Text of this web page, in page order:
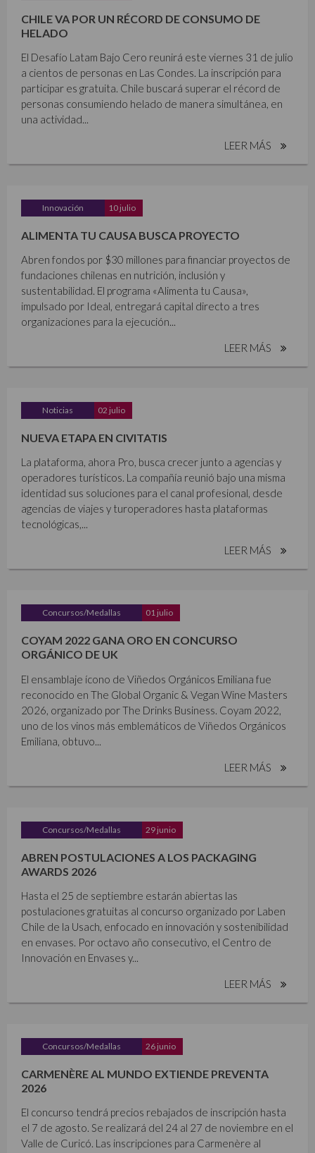
CHILE VA POR UN RÉCORD DE CONSUMO DE
HELADO
El Desafío Latam Bajo Cero reunirá este viernes 31 de julio
a cientos de personas en Las Condes. La inscripción para
participar es gratuita. Chile buscará superar el récord de
personas consumiendo helado de manera simultánea, en
una actividad...
LEER MÁS
Innovación 10 julio
ALIMENTA TU CAUSA BUSCA PROYECTO
Abren fondos por $30 millones para financiar proyectos de
fundaciones chilenas en nutrición, inclusión y
sustentabilidad. El programa «Alimenta tu Causa»,
impulsado por Ideal, entregará capital directo a tres
organizaciones para la ejecución...
LEER MÁS
Noticias 02 julio
NUEVA ETAPA EN CIVITATIS
La plataforma, ahora Pro, busca crecer junto a agencias y
operadores turísticos. La compañía reunió bajo una misma
identidad sus soluciones para el canal profesional, desde
agencias de viajes y turoperadores hasta plataformas
tecnológicas,...
LEER MÁS
Concursos/Medallas 01 julio
COYAM 2022 GANA ORO EN CONCURSO
ORGÁNICO DE UK
El ensamblaje ícono de Viñedos Orgánicos Emiliana fue
reconocido en The Global Organic & Vegan Wine Masters
2026, organizado por The Drinks Business. Coyam 2022,
uno de los vinos más emblemáticos de Viñedos Orgánicos
Emiliana, obtuvo...
LEER MÁS
Concursos/Medallas 29 junio
ABREN POSTULACIONES A LOS PACKAGING
AWARDS 2026
Hasta el 25 de septiembre estarán abiertas las
postulaciones gratuitas al concurso organizado por Laben
Chile de la Usach, enfocado en innovación y sostenibilidad
en envases. Por octavo año consecutivo, el Centro de
Innovación en Envases y...
LEER MÁS
Concursos/Medallas 26 junio
CARMENÈRE AL MUNDO EXTIENDE PREVENTA
2026
El concurso tendrá precios rebajados de inscripción hasta
el 7 de agosto. Se realizará del 24 al 27 de noviembre en el
Valle de Curicó. Las inscripciones para Carmenère al